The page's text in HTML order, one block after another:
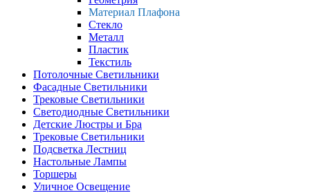
Материал Плафона
Стекло
Металл
Пластик
Текстиль
Потолочные Светильники
Фасадные Светильники
Трековые Светильники
Светодиодные Светильники
Детские Люстры и Бра
Трековые Светильники
Подсветка Лестниц
Настольные Лампы
Торшеры
Уличное Освещение